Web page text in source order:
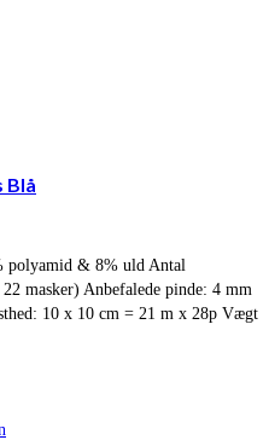
Blå
polyamid & 8% uld Antal
masker) Anbefalede pinde: 4 mm
10 x 10 cm = 21 m x 28p Vægt